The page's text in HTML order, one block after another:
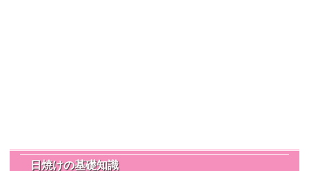
日焼けの基礎知識